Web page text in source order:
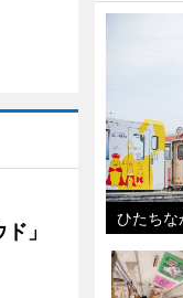
」
ひたちな